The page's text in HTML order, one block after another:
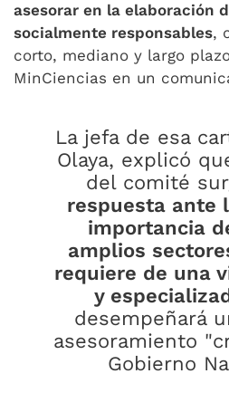
asesorar en la elaboración
socialmente responsables,
corto, mediano y largo
MinCiencias en un
La jefa de esa
Olaya, explicó
del comité
respuesta ante
importancia
amplios
requiere de una
y
desempeñará
asesoramiento
Gobierno